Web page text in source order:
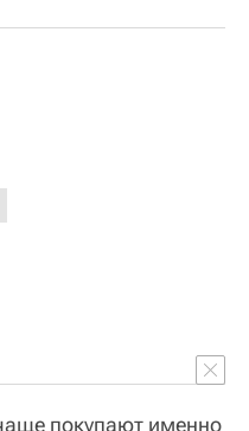
покупают именно